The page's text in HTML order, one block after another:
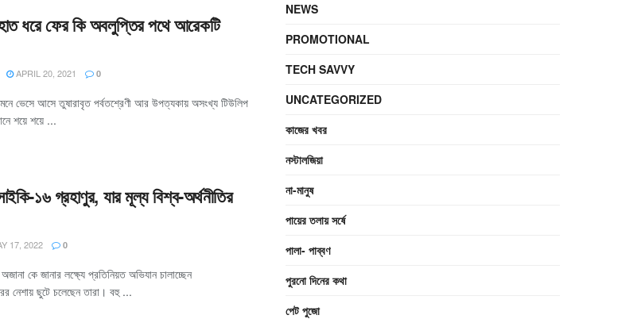
হাত ধরে ফের কি অবলুপ্তির পথে আরেকটি
APRIL 20, 2021 0
ভেসে আসে তুষারাবৃত পর্বতশ্রেণী আর উপত্যকায় অসংখ্য টিউলিপ
শয়ে শয়ে ...
১৬ গ্রহাণুর, যার মূল্য বিশ্ব-অর্থনীতির
17, 2022 0
কে জানার লক্ষ্যে প্রতিনিয়ত অভিযান চালাচ্ছেন
নেশায় ছুটে চলেছেন তারা। বহু ...
NEWS
PROMOTIONAL
TECH SAVVY
UNCATEGORIZED
কাজের খবর
নস্টালজিয়া
না-মানুষ
পায়ের তলায় সর্ষে
পালা- পাব্বণ
পুরনো দিনের কথা
পেট পুজো